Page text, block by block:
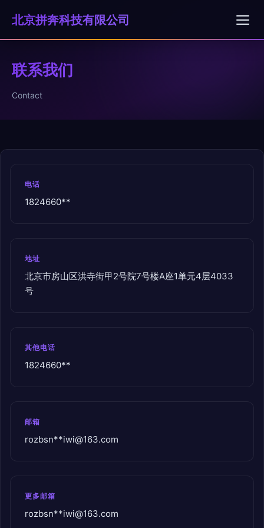
北京拼奔科技有限公司
联系我们
Contact
电话
1824660**
地址
北京市房山区洪寺街甲2号院7号楼A座1单元4层4033
号
其他电话
1824660**
邮箱
rozbsn**iwi@163.com
更多邮箱
rozbsn**iwi@163.com